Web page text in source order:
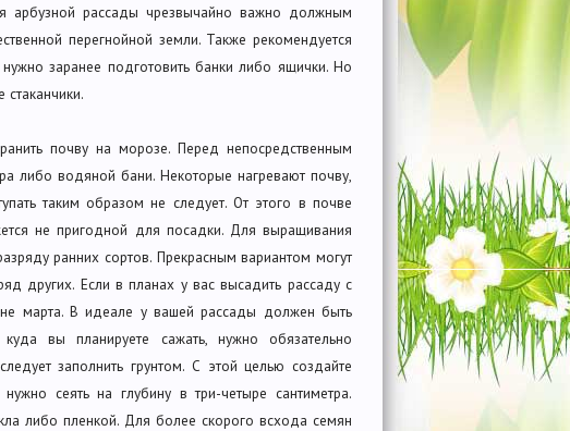
арбузной рассады чрезвычайно важно должным
перегнойной земли. Также рекомендуется
заранее подготовить банки либо ящички. Но
почву на морозе. Перед непосредственным
либо водяной бани. Некоторые нагревают почву,
таким образом не следует. От этого в почве
не пригодной для посадки. Для выращивания
ранних сортов. Прекрасным вариантом могут
других. Если в планах у вас высадить рассаду с
марта. В идеале у вашей рассады должен быть
вы планируете сажать, нужно обязательно
заполнить грунтом. С этой целью создайте
сеять на глубину в три-четыре сантиметра.
либо пленкой. Для более скорого всхода семян